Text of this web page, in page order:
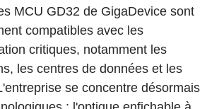
MCU GD32 de GigaDevice sont
compatibles avec les
critiques, notamment les
les centres de données et les
se concentre désormais